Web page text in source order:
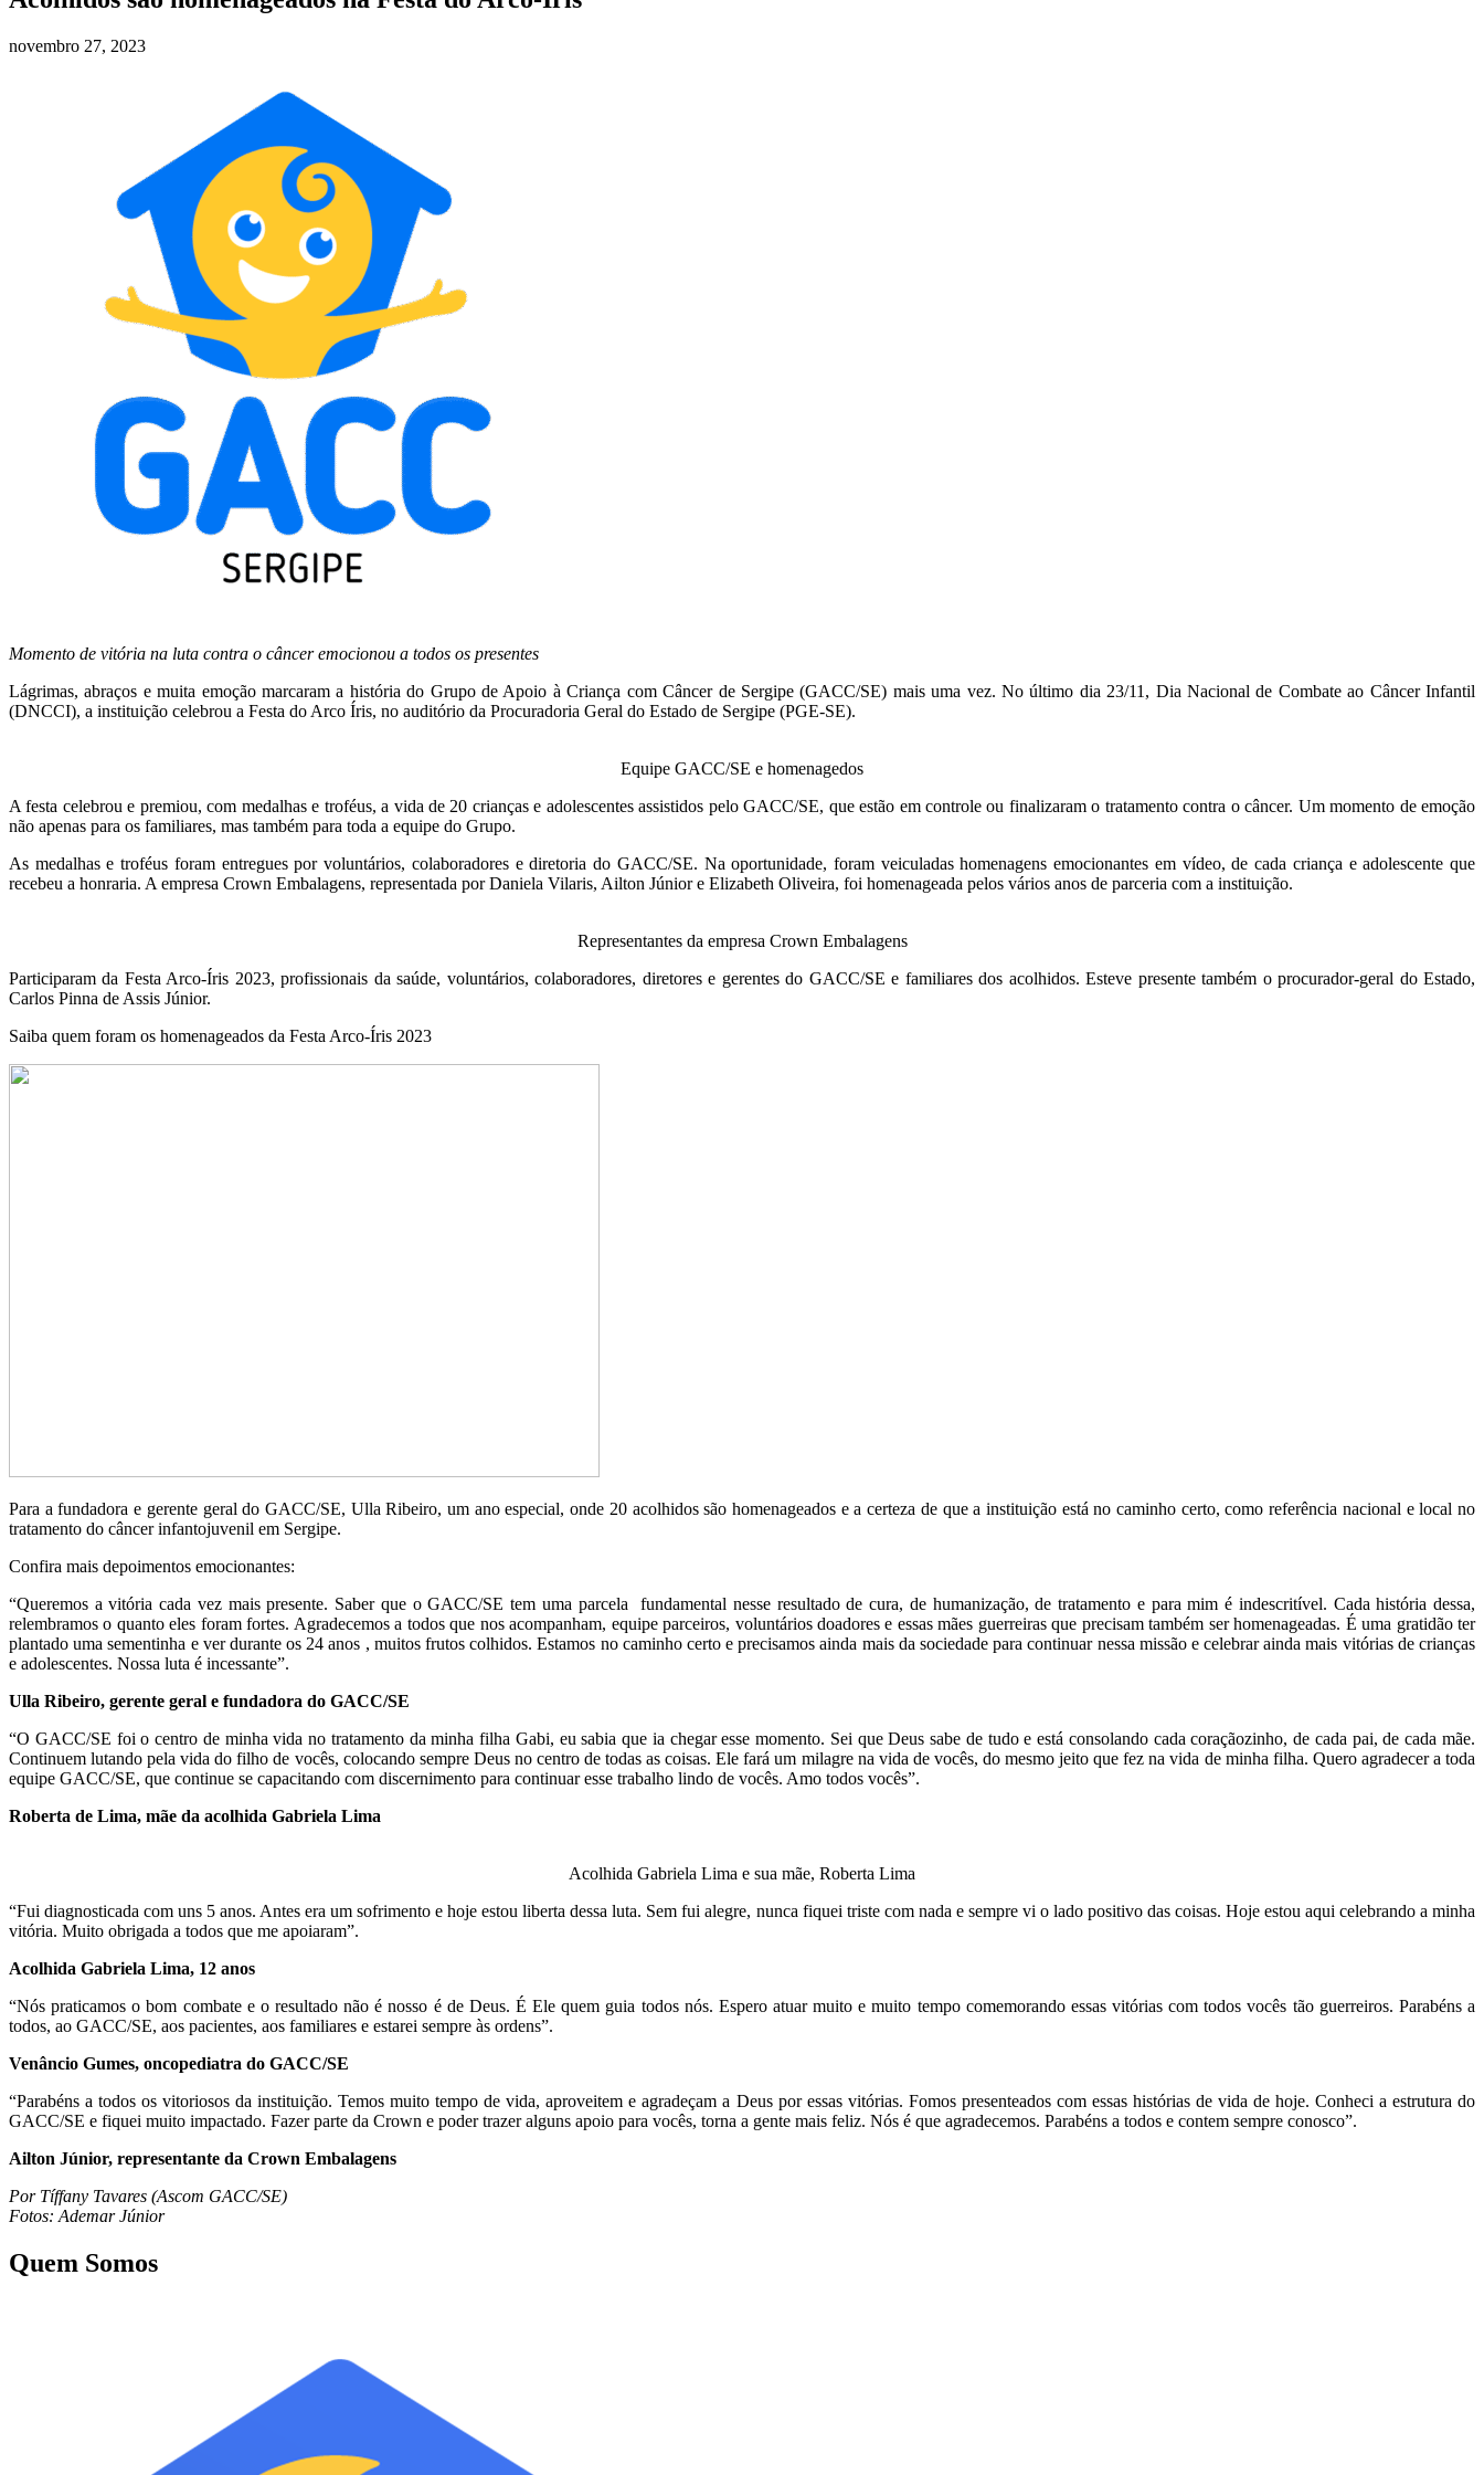
novembro 27, 2023
Momento de vitória na luta contra o câncer emocionou a todos os presentes
Lágrimas, abraços e muita emoção marcaram a história do Grupo de Apoio à Criança com Câncer de Sergipe (GACC/SE) mais uma vez. No último dia 23/11, Dia Nacional de Combate ao Câncer Infantil
(DNCCI), a instituição celebrou a Festa do Arco Íris, no auditório da Procuradoria Geral do Estado de Sergipe (PGE-SE).
Equipe GACC/SE e homenagedos
A festa celebrou e premiou, com medalhas e troféus, a vida de 20 crianças e adolescentes assistidos pelo GACC/SE, que estão em controle ou finalizaram o tratamento contra o câncer. Um momento de emoção
não apenas para os familiares, mas também para toda a equipe do Grupo.
As medalhas e troféus foram entregues por voluntários, colaboradores e diretoria do GACC/SE. Na oportunidade, foram veiculadas homenagens emocionantes em vídeo, de cada criança e adolescente que
recebeu a honraria. A empresa Crown Embalagens, representada por Daniela Vilaris, Ailton Júnior e Elizabeth Oliveira, foi homenageada pelos vários anos de parceria com a instituição.
Representantes da empresa Crown Embalagens
Participaram da Festa Arco-Íris 2023, profissionais da saúde, voluntários, colaboradores, diretores e gerentes do GACC/SE e familiares dos acolhidos. Esteve presente também o procurador-geral do Estado,
Carlos Pinna de Assis Júnior.
Saiba quem foram os homenageados da Festa Arco-Íris 2023
Para a fundadora e gerente geral do GACC/SE, Ulla Ribeiro, um ano especial, onde 20 acolhidos são homenageados e a certeza de que a instituição está no caminho certo, como referência nacional e local no
tratamento do câncer infantojuvenil em Sergipe.
Confira mais depoimentos emocionantes:
“Queremos a vitória cada vez mais presente. Saber que o GACC/SE tem uma parcela fundamental nesse resultado de cura, de humanização, de tratamento e para mim é indescritível. Cada história dessa,
relembramos o quanto eles foram fortes. Agradecemos a todos que nos acompanham, equipe parceiros, voluntários doadores e essas mães guerreiras que precisam também ser homenageadas. É uma gratidão ter
plantado uma sementinha e ver durante os 24 anos , muitos frutos colhidos. Estamos no caminho certo e precisamos ainda mais da sociedade para continuar nessa missão e celebrar ainda mais vitórias de crianças
e adolescentes. Nossa luta é incessante”.
Ulla Ribeiro, gerente geral e fundadora do GACC/SE
“O GACC/SE foi o centro de minha vida no tratamento da minha filha Gabi, eu sabia que ia chegar esse momento. Sei que Deus sabe de tudo e está consolando cada coraçãozinho, de cada pai, de cada mãe.
Continuem lutando pela vida do filho de vocês, colocando sempre Deus no centro de todas as coisas. Ele fará um milagre na vida de vocês, do mesmo jeito que fez na vida de minha filha. Quero agradecer a toda
equipe GACC/SE, que continue se capacitando com discernimento para continuar esse trabalho lindo de vocês. Amo todos vocês”.
Roberta de Lima, mãe da acolhida Gabriela Lima
Acolhida Gabriela Lima e sua mãe, Roberta Lima
“Fui diagnosticada com uns 5 anos. Antes era um sofrimento e hoje estou liberta dessa luta. Sem fui alegre, nunca fiquei triste com nada e sempre vi o lado positivo das coisas. Hoje estou aqui celebrando a minha
vitória. Muito obrigada a todos que me apoiaram”.
Acolhida Gabriela Lima, 12 anos
“Nós praticamos o bom combate e o resultado não é nosso é de Deus. É Ele quem guia todos nós. Espero atuar muito e muito tempo comemorando essas vitórias com todos vocês tão guerreiros. Parabéns a
todos, ao GACC/SE, aos pacientes, aos familiares e estarei sempre às ordens”.
Venâncio Gumes, oncopediatra do GACC/SE
“Parabéns a todos os vitoriosos da instituição. Temos muito tempo de vida, aproveitem e agradeçam a Deus por essas vitórias. Fomos presenteados com essas histórias de vida de hoje. Conheci a estrutura do
GACC/SE e fiquei muito impactado. Fazer parte da Crown e poder trazer alguns apoio para vocês, torna a gente mais feliz. Nós é que agradecemos. Parabéns a todos e contem sempre conosco”.
Ailton Júnior, representante da Crown Embalagens
Por Tíffany Tavares (Ascom GACC/SE)
Fotos: Ademar Júnior
Quem Somos